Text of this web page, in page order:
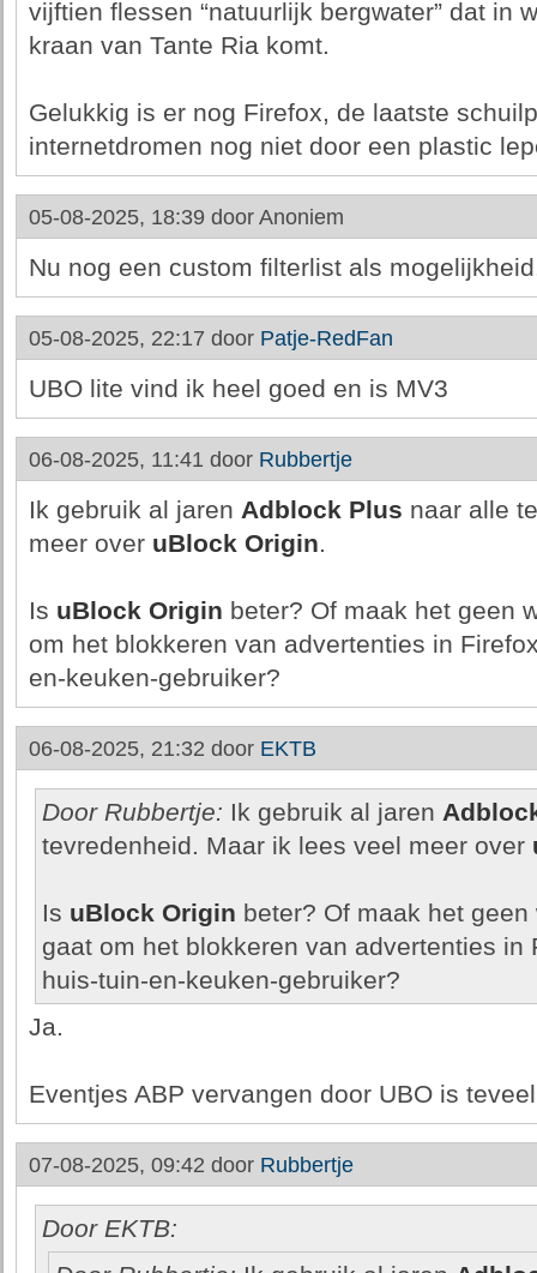
vijftien flessen “natuurlijk bergwater” dat in
kraan van Tante Ria komt.
Gelukkig is er nog Firefox, de laatste
internetdromen nog niet door een plastic
05-08-2025, 18:39 door Anoniem
Nu nog een custom filterlist als
05-08-2025, 22:17 door Patje-RedFan
UBO lite vind ik heel goed en is MV3
06-08-2025, 11:41 door Rubbertje
Ik gebruik al jaren Adblock Plus naar alle
meer over uBlock Origin.
Is uBlock Origin beter? Of maak het geen
om het blokkeren van advertenties in
en-keuken-gebruiker?
06-08-2025, 21:32 door EKTB
Door Rubbertje: Ik gebruik al jaren
tevredenheid. Maar ik lees veel meer over
Is uBlock Origin beter? Of maak het
gaat om het blokkeren van advertenties in
huis-tuin-en-keuken-gebruiker?
Ja.
Eventjes ABP vervangen door UBO is
07-08-2025, 09:42 door Rubbertje
Door EKTB: